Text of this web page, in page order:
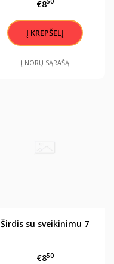
€8
Į NORŲ SĄRAŠĄ
Širdis su sveikinimu 7
€850